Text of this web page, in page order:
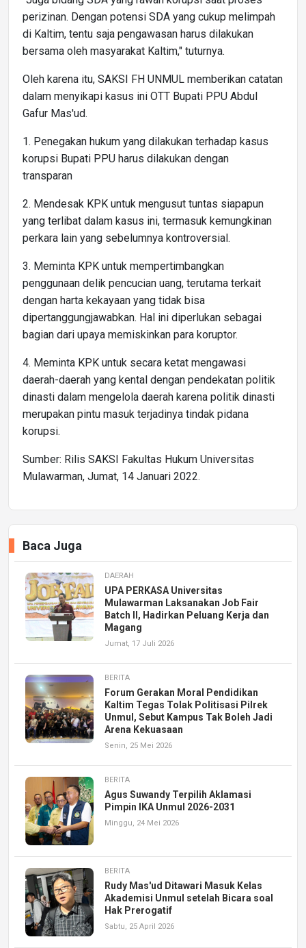
perizinan. Dengan potensi SDA yang cukup melimpah
di Kaltim, tentu saja pengawasan harus dilakukan
bersama oleh masyarakat Kaltim," tuturnya.
Oleh karena itu, SAKSI FH UNMUL memberikan catatan
dalam menyikapi kasus ini OTT Bupati PPU Abdul
Gafur Mas'ud.
1. Penegakan hukum yang dilakukan terhadap kasus
korupsi Bupati PPU harus dilakukan dengan
transparan
2. Mendesak KPK untuk mengusut tuntas siapapun
yang terlibat dalam kasus ini, termasuk kemungkinan
perkara lain yang sebelumnya kontroversial.
3. Meminta KPK untuk mempertimbangkan
penggunaan delik pencucian uang, terutama terkait
dengan harta kekayaan yang tidak bisa
dipertanggungjawabkan. Hal ini diperlukan sebagai
bagian dari upaya memiskinkan para koruptor.
4. Meminta KPK untuk secara ketat mengawasi
daerah-daerah yang kental dengan pendekatan politik
dinasti dalam mengelola daerah karena politik dinasti
merupakan pintu masuk terjadinya tindak pidana
korupsi.
Sumber: Rilis SAKSI Fakultas Hukum Universitas
Mulawarman, Jumat, 14 Januari 2022.
Baca Juga
DAERAH
UPA PERKASA Universitas
Mulawarman Laksanakan Job Fair
Batch II, Hadirkan Peluang Kerja dan
Magang
Jumat, 17 Juli 2026
BERITA
Forum Gerakan Moral Pendidikan
Kaltim Tegas Tolak Politisasi Pilrek
Unmul, Sebut Kampus Tak Boleh Jadi
Arena Kekuasaan
Senin, 25 Mei 2026
BERITA
Agus Suwandy Terpilih Aklamasi
Pimpin IKA Unmul 2026-2031
Minggu, 24 Mei 2026
BERITA
Rudy Mas'ud Ditawari Masuk Kelas
Akademisi Unmul setelah Bicara soal
Hak Prerogatif
Sabtu, 25 April 2026